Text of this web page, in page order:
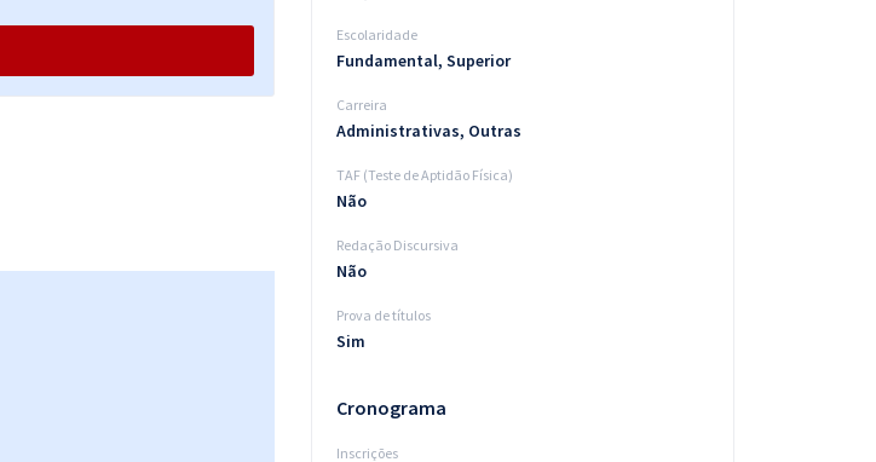
Escolaridade
Fundamental, Superior
Carreira
Administrativas, Outras
TAF (Teste de Aptidão Física)
Não
Redação Discursiva
Não
Prova de títulos
Sim
Cronograma
Inscrições